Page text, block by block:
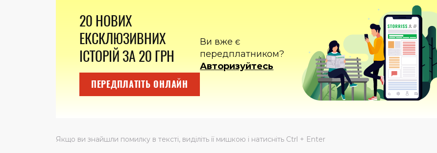
20 НОВИХ
ЕКСКЛЮЗИВНИХ
ІСТОРІЙ ЗА 20 ГРН
ПЕРЕДПЛАТІТЬ ОНЛАЙН
Ви вже є
передплатником?
Авторизуйтесь
Якщо ви знайшли помилку в тексті, виділіть її мишкою і натисніть Ctrl + Enter